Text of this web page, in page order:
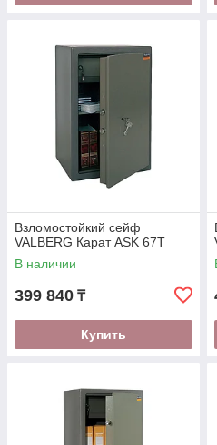
Взломостойкий сейф
VALBERG Карат ASK 67Т
В наличии
399 840 ₸
Купить